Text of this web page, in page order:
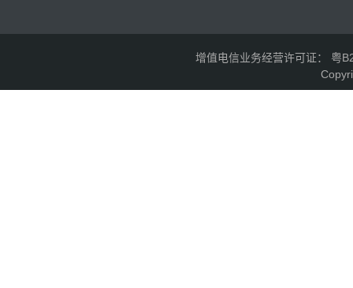
增值电信业务经营许可证： 粤